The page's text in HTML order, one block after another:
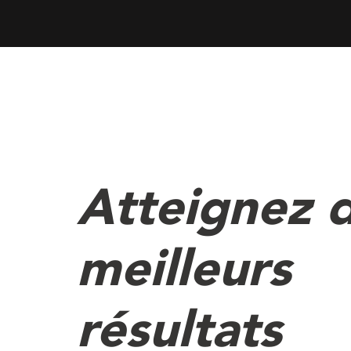
Atteignez
meilleurs
résultats